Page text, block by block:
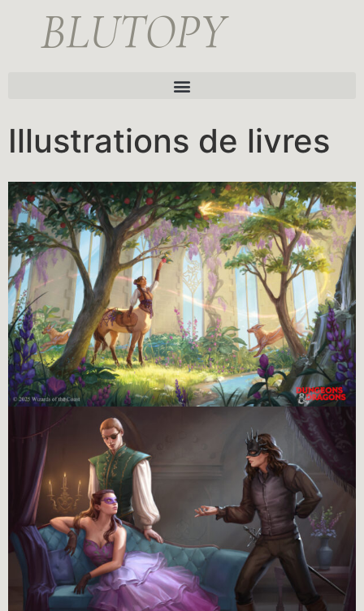
BLUTOPY
Illustrations de livres